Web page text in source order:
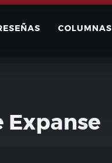
COLUMNAS
Expanse